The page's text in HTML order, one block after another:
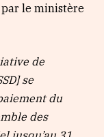
le ministère
de
se
du
des